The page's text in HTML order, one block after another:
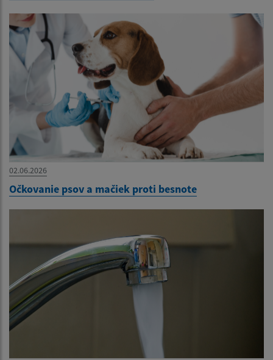
02.06.2026
Očkovanie psov a mačiek proti besnote